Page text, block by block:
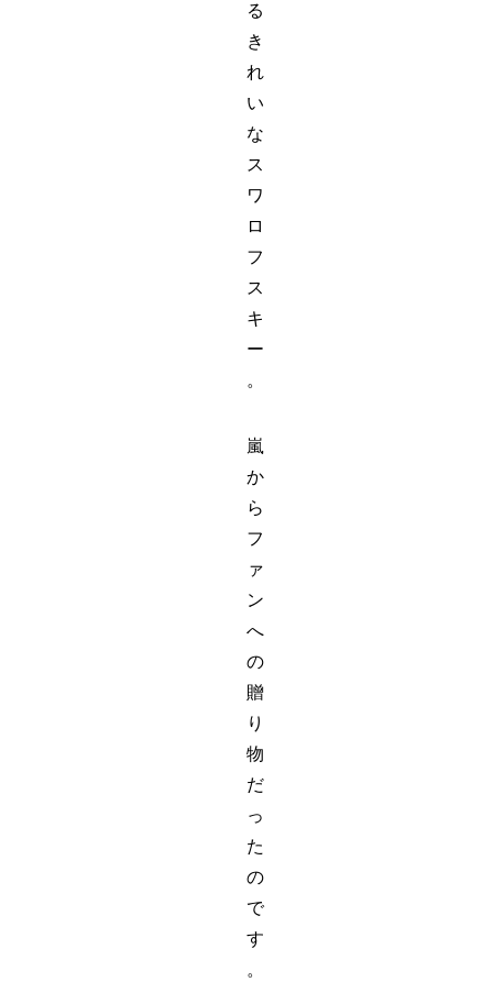
る
き
れ
い
な
ス
ワ
ロ
フ
ス
キ
ー
。
嵐
か
ら
フ
ァ
ン
へ
の
贈
り
物
だ
っ
た
の
で
す
。